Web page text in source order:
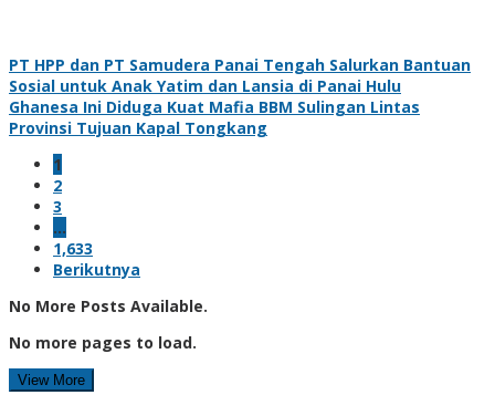
PT HPP dan PT Samudera Panai Tengah Salurkan Bantuan
Sosial untuk Anak Yatim dan Lansia di Panai Hulu
Ghanesa Ini Diduga Kuat Mafia BBM Sulingan Lintas
Provinsi Tujuan Kapal Tongkang
1
2
3
…
1,633
Berikutnya
No More Posts Available.
No more pages to load.
View More